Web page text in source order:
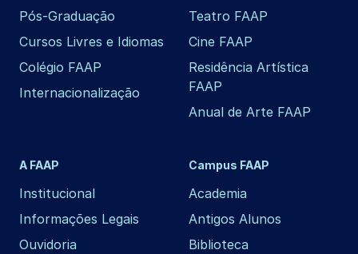
Pós-Graduação
Cursos Livres e Idiomas
Colégio FAAP
Internacionalização
Teatro FAAP
Cine FAAP
Residência Artística
FAAP
Anual de Arte FAAP
A FAAP
Institucional
Informações Legais
Ouvidoria
Campus FAAP
Academia
Antigos Alunos
Biblioteca